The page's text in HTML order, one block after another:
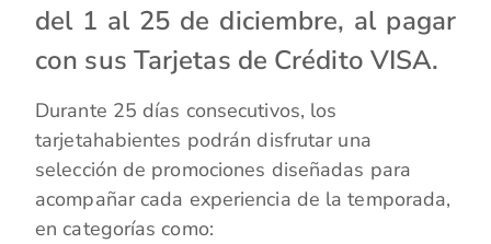
del 1 al 25 de diciembre, al pagar
con sus Tarjetas de Crédito VISA.
Durante 25 días consecutivos, los
tarjetahabientes podrán disfrutar una
selección de promociones diseñadas para
acompañar cada experiencia de la temporada,
en categorías como: